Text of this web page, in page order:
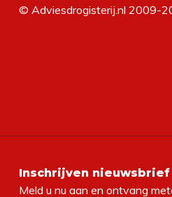
© Adviesdrogisterij.nl 2009-
Inschrijven nieuwsbrief
Meld u nu aan en ontvang